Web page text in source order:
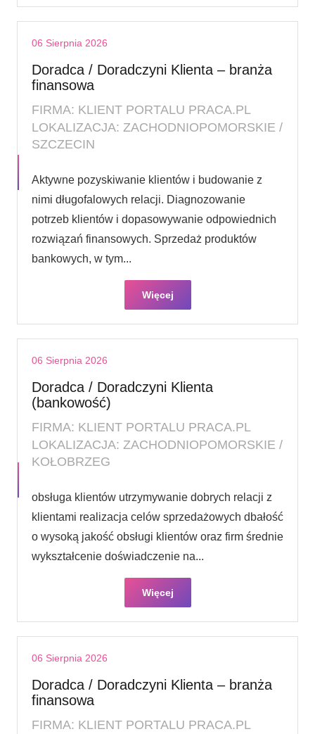
06 Sierpnia 2026
Doradca / Doradczyni Klienta – branża
finansowa
FIRMA: KLIENT PORTALU PRACA.PL
LOKALIZACJA: ZACHODNIOPOMORSKIE /
SZCZECIN
Aktywne pozyskiwanie klientów i budowanie z
nimi długofalowych relacji. Diagnozowanie
potrzeb klientów i dopasowywanie odpowiednich
rozwiązań finansowych. Sprzedaż produktów
bankowych, w tym...
Więcej
06 Sierpnia 2026
Doradca / Doradczyni Klienta
(bankowość)
FIRMA: KLIENT PORTALU PRACA.PL
LOKALIZACJA: ZACHODNIOPOMORSKIE /
KOŁOBRZEG
obsługa klientów utrzymywanie dobrych relacji z
klientami realizacja celów sprzedażowych dbałość
o wysoką jakość obsługi klientów oraz firm średnie
wykształcenie doświadczenie na...
Więcej
06 Sierpnia 2026
Doradca / Doradczyni Klienta – branża
finansowa
FIRMA: KLIENT PORTALU PRACA.PL